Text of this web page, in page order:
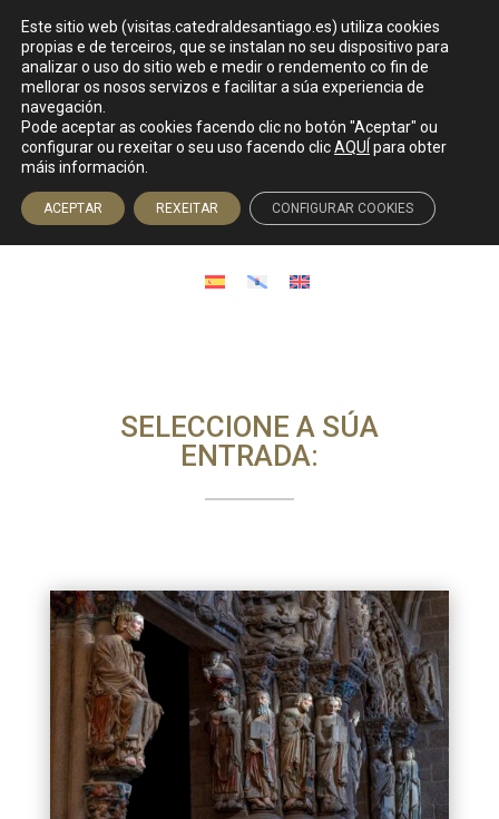
Venda de entradas
Acceso á axencia
SELECCIONE A SÚA
ENTRADA:
Este sitio web (visitas.catedraldesantiago.es) utiliza cookies
propias e de terceiros, que se instalan no seu dispositivo para
analizar o uso do sitio web e medir o rendemento co fin de
mellorar os nosos servizos e facilitar a súa experiencia de
navegación.
Pode aceptar as cookies facendo clic no botón "Aceptar" ou
configurar ou rexeitar o seu uso facendo clicAQUÍ para obter
máis información.
ACEPTAR REXEITAR CONFIGURAR COOKIES